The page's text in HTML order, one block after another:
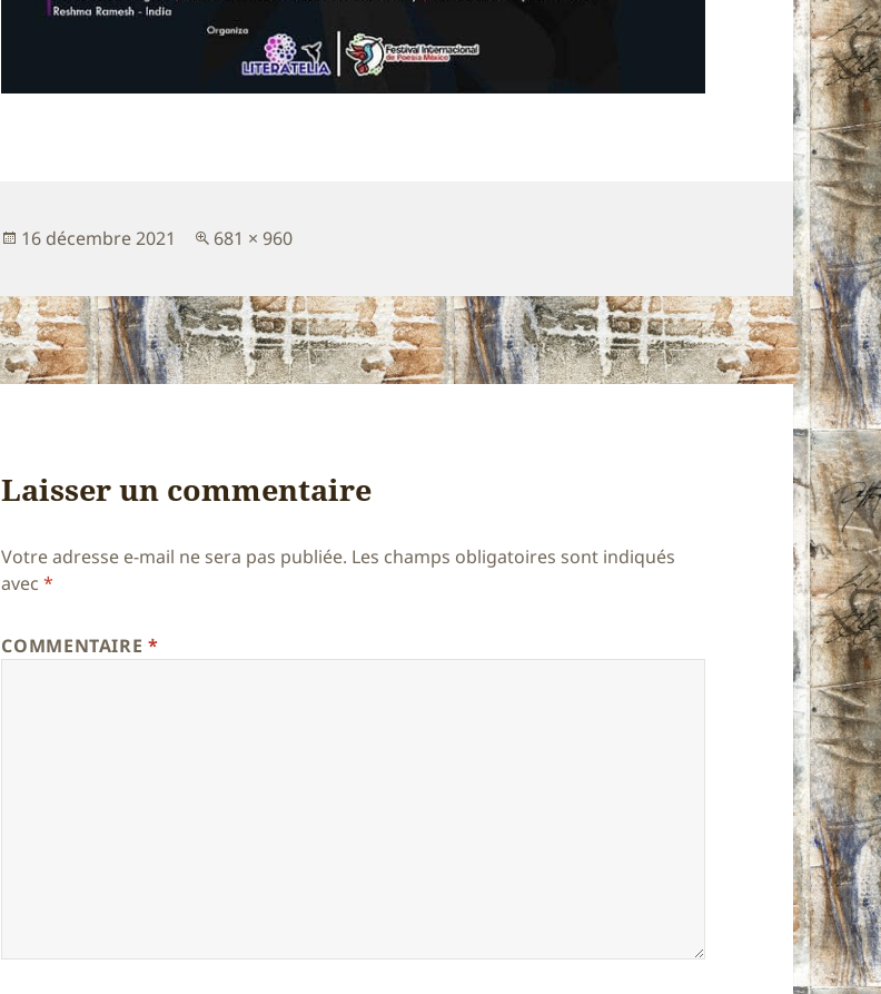
Publié
16 décembre 2021
Taille
681 × 960
Laisser un commentaire
Votre adresse e-mail ne sera pas publiée. Les champs obligatoires sont indiqués
avec*
COMMENTAIRE*